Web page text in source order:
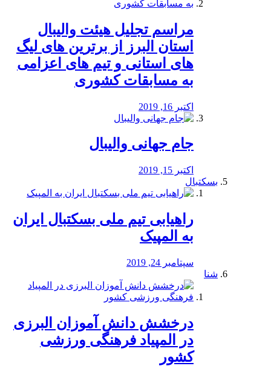
مراسم تجلیل هیئت والیبال
استان البرز از برترین های لیگ
های استانی و تیم های اعزامی
به مسابقات کشوری
اکتبر 16, 2019
جام جهانی والیبال
اکتبر 15, 2019
بسکتبال
راهیابی تیم ملی بسکتبال ایران
به المپیک
سپتامبر 24, 2019
شنا
درخشش دانش آموزان البرزی
در المپیاد فرهنگی ورزشی
کشور